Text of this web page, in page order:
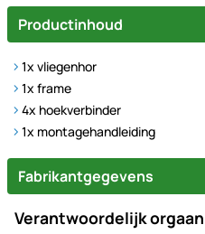
Productinhoud
1x vliegenhor
1x frame
4x hoekverbinder
1x montagehandleiding
Fabrikantgegevens
Verantwoordelijk orgaan